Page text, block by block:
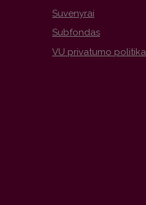
Suvenyrai
Subfondas
VU privatumo politika